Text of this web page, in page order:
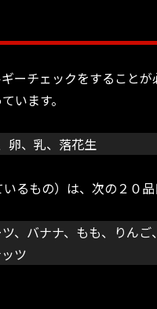
ーチェックをすることが
います。
卵、乳、落花生
るもの）は、次の２０品
、バナナ、もも、りん
ツ